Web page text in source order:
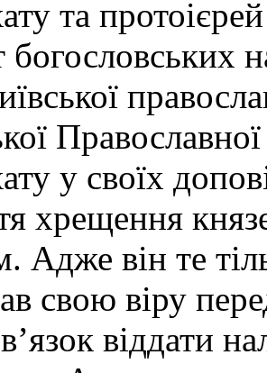
та
богословських
у своїх
хрещення
Адже він те
свою віру
віддати